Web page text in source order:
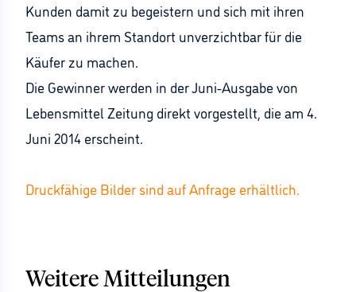
Kunden damit zu begeistern und sich mit ihren
Teams an ihrem Standort unverzichtbar für die
Käufer zu machen.
Die Gewinner werden in der Juni-Ausgabe von
Lebensmittel Zeitung direkt vorgestellt, die am 4.
Juni 2014 erscheint.
Druckfähige Bilder sind auf Anfrage erhältlich.
Weitere Mitteilungen